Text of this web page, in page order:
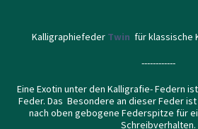
KalligraphiefederTwin für klassische
------------
Eine Exotin unter den Kalligrafie- Federn
Feder. Das Besondere an dieser Feder
nach oben gebogene Federspitze für
Schreibverhalten.